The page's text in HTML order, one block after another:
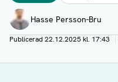
Författare
Hasse Persson-Bru
Visa profil
Publicerad22.12.2025 kl. 17:43 |